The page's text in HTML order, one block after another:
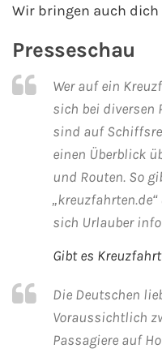
Mein Schiff Reiseziele
Mein Schiff Karibik
Mein Schiff
Mein Schiff
Mein Schiff
Mein Schiff
Mein Schiff Orient
Mein Schiff
Mein Schiff
Wir bringen auch
Presseschau
Wer auf ein
sich bei diversen
sind auf
einen Überblick
und Routen. So
sich Urlauber
Gibt es
Die Deutschen
Voraussichtlich
Passagiere auf